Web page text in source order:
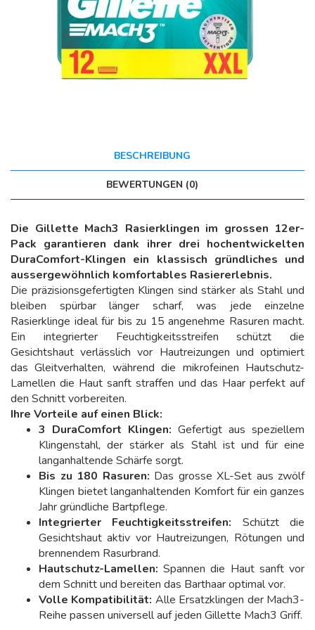
BESCHREIBUNG
BEWERTUNGEN (0)
Die Gillette Mach3 Rasierklingen im grossen 12er-
Pack garantieren dank ihrer drei hochentwickelten
DuraComfort-Klingen ein klassisch gründliches und
aussergewöhnlich komfortables Rasiererlebnis.
Die präzisionsgefertigten Klingen sind stärker als Stahl und
bleiben spürbar länger scharf, was jede einzelne
Rasierklinge ideal für bis zu 15 angenehme Rasuren macht.
Ein integrierter Feuchtigkeitsstreifen schützt die
Gesichtshaut verlässlich vor Hautreizungen und optimiert
das Gleitverhalten, während die mikrofeinen Hautschutz-
Lamellen die Haut sanft straffen und das Haar perfekt auf
den Schnitt vorbereiten.
Ihre Vorteile auf einen Blick:
3 DuraComfort Klingen: Gefertigt aus speziellem
Klingenstahl, der stärker als Stahl ist und für eine
langanhaltende Schärfe sorgt.
Bis zu 180 Rasuren: Das grosse XL-Set aus zwölf
Klingen bietet langanhaltenden Komfort für ein ganzes
Jahr gründliche Bartpflege.
Integrierter Feuchtigkeitsstreifen: Schützt die
Gesichtshaut aktiv vor Hautreizungen, Rötungen und
brennendem Rasurbrand.
Hautschutz-Lamellen: Spannen die Haut sanft vor
dem Schnitt und bereiten das Barthaar optimal vor.
Volle Kompatibilität: Alle Ersatzklingen der Mach3-
Reihe passen universell auf jeden Gillette Mach3 Griff.